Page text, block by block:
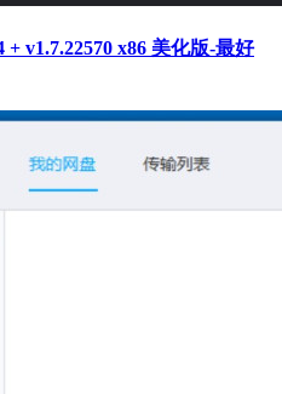
+ v1.7.22570 x86 美化版-最好